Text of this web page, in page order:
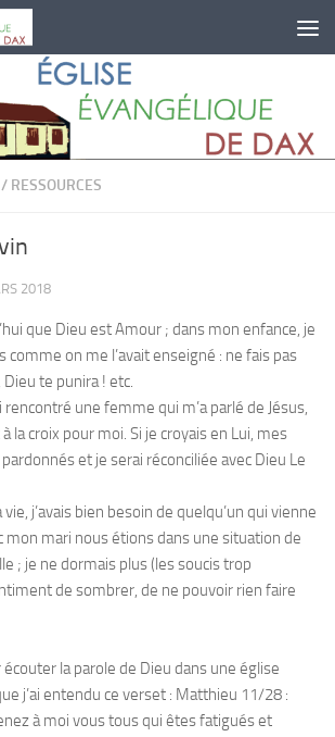
/ RESSOURCES
2018
que Dieu est Amour ; dans mon enfance, je
comme on me l’avait enseigné : ne fais pas
Dieu te punira ! etc.
rencontré une femme qui m’a parlé de Jésus,
la croix pour moi. Si je croyais en Lui, mes
et je serai réconciliée avec Dieu Le
j’avais bien besoin de quelqu’un qui vienne
mon mari nous étions dans une situation de
; je ne dormais plus (les soucis trop
de sombrer, de ne pouvoir rien faire
écouter la parole de Dieu dans une église
j’ai entendu ce verset : Matthieu 11/28 :
à moi vous tous qui êtes fatigués et